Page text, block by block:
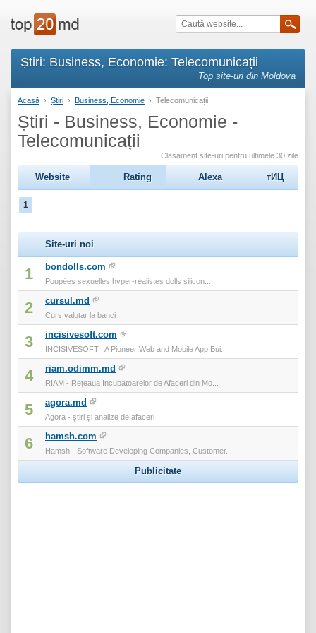
Știri: Business, Economie: Telecomunicații
Top site-uri din Moldova
Acasă › Știri › Business, Economie › Telecomunicații
Știri - Business, Economie -
Telecomunicații
Clasament site-uri pentru ultimele 30 zile
Website Rating Alexa тИЦ
1
Site-uri noi
1 bondolls.com
Poupées sexuelles hyper-réalistes dolls silicon...
2 cursul.md
Curs valutar la banci
3 incisivesoft.com
INCISIVESOFT | A Pioneer Web and Mobile App Bui...
4 riam.odimm.md
RIAM - Rețeaua Incubatoarelor de Afaceri din Mo...
5 agora.md
Agora - știri și analize de afaceri
6 hamsh.com
Hamsh - Software Developing Companies, Customer...
Publicitate